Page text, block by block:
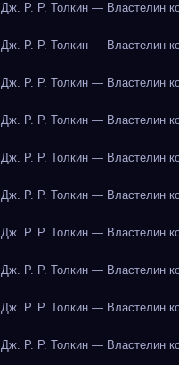
Дж. Р. Р. Толкин — Властелин
Дж. Р. Р. Толкин — Властелин
Дж. Р. Р. Толкин — Властелин
Дж. Р. Р. Толкин — Властелин
Дж. Р. Р. Толкин — Властелин
Дж. Р. Р. Толкин — Властелин
Дж. Р. Р. Толкин — Властелин
Дж. Р. Р. Толкин — Властелин
Дж. Р. Р. Толкин — Властелин
Дж. Р. Р. Толкин — Властелин